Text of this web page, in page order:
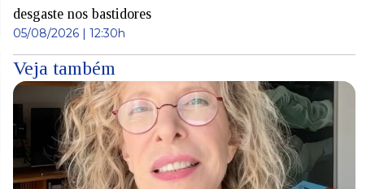
desgaste nos bastidores
05/08/2026 | 12:30h
Veja também